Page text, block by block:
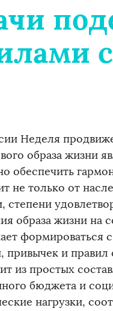
Неделя
образа жизни
обеспечить
не только от
степени
образа жизни на
формироваться
привычек и
из простых
бюджета и
нагрузки,